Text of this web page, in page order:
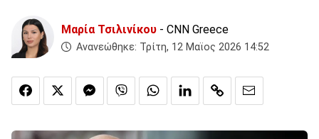
Μαρία Τσιλινίκου - CNN Greece
Ανανεώθηκε: Τρίτη, 12 Μαϊος 2026 14:52